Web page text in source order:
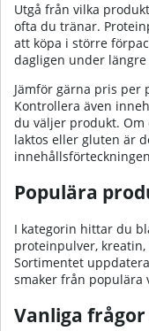
Utgå från vilka
ofta du tränar.
att köpa i större
dagligen under
Jämför gärna pris
Kontrollera även
du väljer produkt. Om
laktos eller gluten är
Populära
I kategorin hittar du
proteinpulver, kreatin,
Sortimentet
smaker från populära
Vanliga